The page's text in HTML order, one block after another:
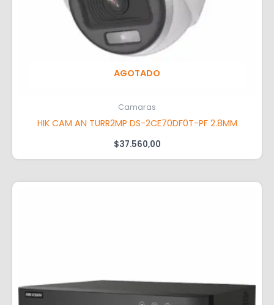
AGOTADO
Camaras
HIK CAM AN TURR2MP DS-2CE70DF0T-PF 2.8MM
$37.560,00